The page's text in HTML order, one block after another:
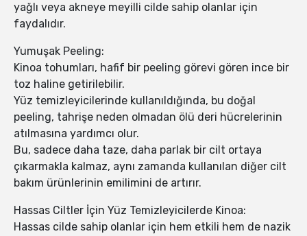
yağlı veya akneye meyilli cilde sahip olanlar için
faydalıdır.
Yumuşak Peeling:
Kinoa tohumları, hafif bir peeling görevi gören ince bir
toz haline getirilebilir.
Yüz temizleyicilerinde kullanıldığında, bu doğal
peeling, tahrişe neden olmadan ölü deri hücrelerinin
atılmasına yardımcı olur.
Bu, sadece daha taze, daha parlak bir cilt ortaya
çıkarmakla kalmaz, aynı zamanda kullanılan diğer cilt
bakım ürünlerinin emilimini de artırır.
Hassas Ciltler İçin Yüz Temizleyicilerde Kinoa:
Hassas cilde sahip olanlar için hem etkili hem de nazik